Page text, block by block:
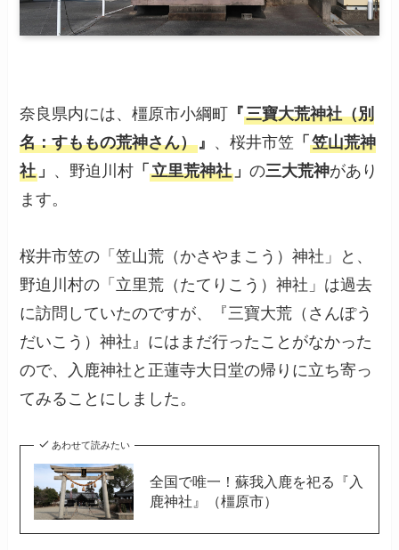
奈良県内には、橿原市小綱町 『三寶大荒神社（別
名：すももの荒神さん）』 、桜井市笠 「笠山荒神
社 」 、野迫川村 「立里荒神社 」の三大荒神があり
ます。
桜井市笠の「笠山荒（かさやまこう）神社」と、
野迫川村の「立里荒（たてりこう）神社」は過去
に訪問していたのですが、『三寶大荒（さんぽう
だいこう）神社』にはまだ行ったことがなかった
ので、入鹿神社と正蓮寺大日堂の帰りに立ち寄っ
てみることにしました。
あわせて読みたい
全国で唯一！蘇我入鹿を祀る『入
鹿神社』（橿原市）